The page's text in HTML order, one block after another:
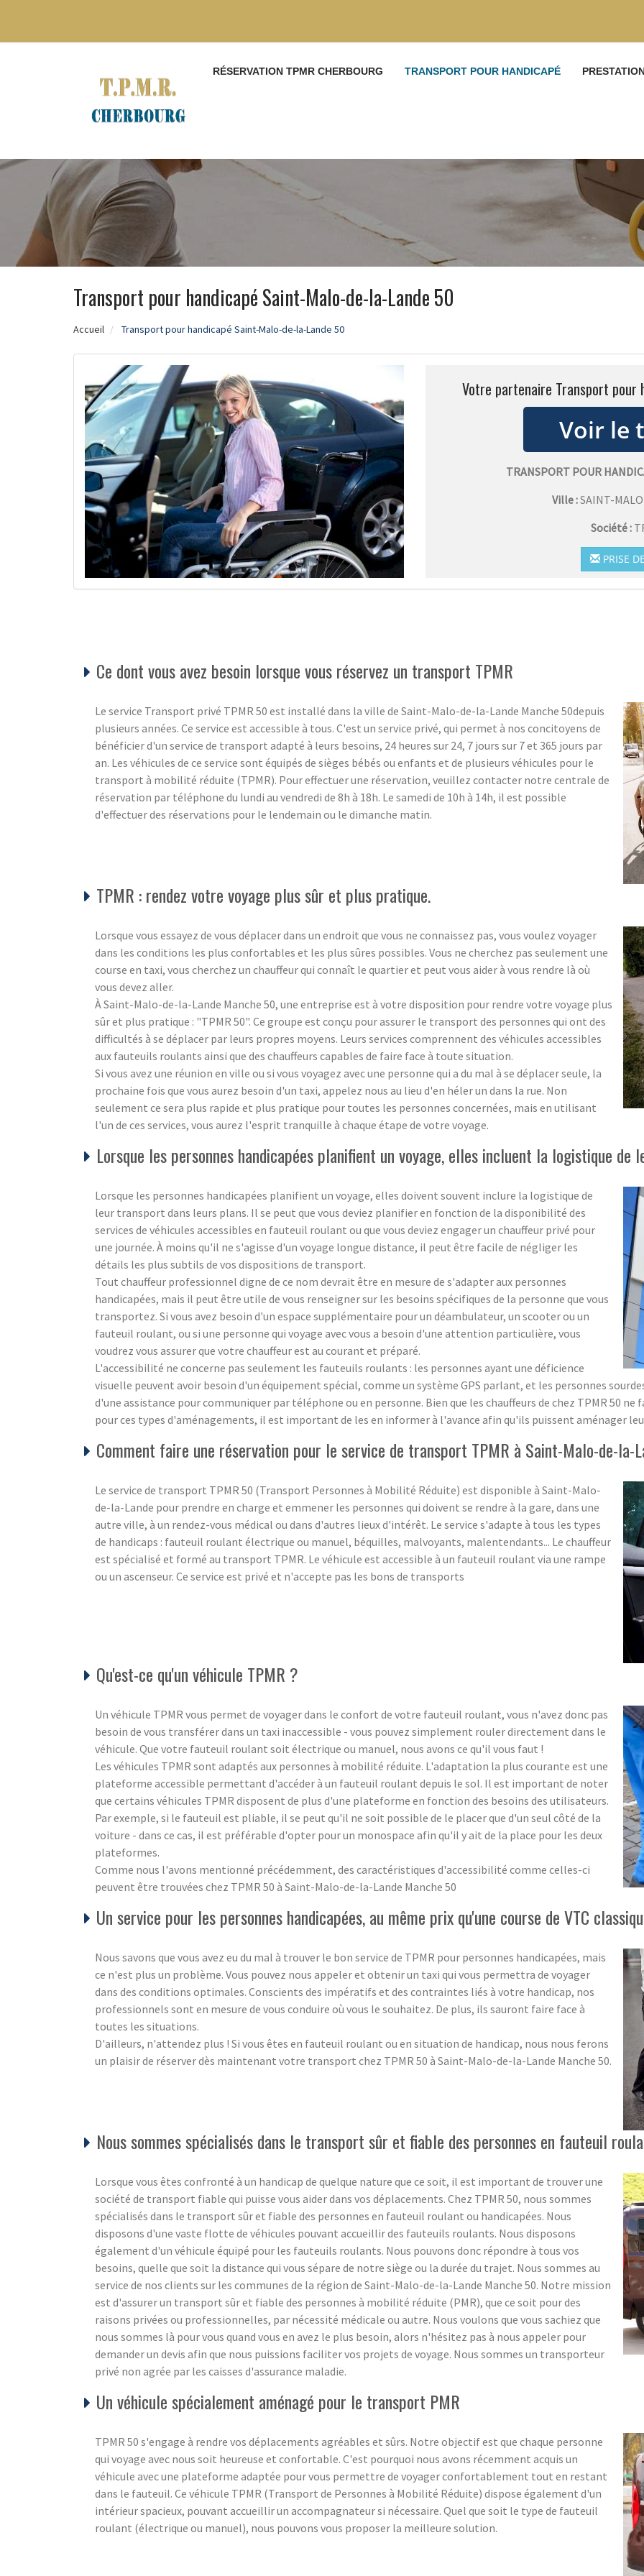
RÉSERVATION TPMR CHERBOURG TRANSPORT POUR HANDICAPÉ
Transport pour handicapé Saint-Malo-de-la-Lande 50
Accueil Transport pour handicapé Saint-Malo-de-la-Lande 50
Votre partenaire Transport pour
TRANSPORT POUR
Ville :SAINT-
Société :
PRISE
Ce dont vous avez besoin lorsque vous réservez un transport TPMR
Le service Transport privé TPMR 50 est installé dans la ville de Saint-Malo-de-la-Lande Manche 50depuis
plusieurs années. Ce service est accessible à tous. C'est un service privé, qui permet à nos concitoyens de
bénéficier d'un service de transport adapté à leurs besoins, 24 heures sur 24, 7 jours sur 7 et 365 jours par
an. Les véhicules de ce service sont équipés de sièges bébés ou enfants et de plusieurs véhicules pour le
transport à mobilité réduite (TPMR). Pour effectuer une réservation, veuillez contacter notre centrale de
réservation par téléphone du lundi au vendredi de 8h à 18h. Le samedi de 10h à 14h, il est possible
d'effectuer des réservations pour le lendemain ou le dimanche matin.
TPMR : rendez votre voyage plus sûr et plus pratique.
Lorsque vous essayez de vous déplacer dans un endroit que vous ne connaissez pas, vous voulez voyager
dans les conditions les plus confortables et les plus sûres possibles. Vous ne cherchez pas seulement une
course en taxi, vous cherchez un chauffeur qui connaît le quartier et peut vous aider à vous rendre là où
vous devez aller.
À Saint-Malo-de-la-Lande Manche 50, une entreprise est à votre disposition pour rendre votre voyage plus
sûr et plus pratique : "TPMR 50". Ce groupe est conçu pour assurer le transport des personnes qui ont des
difficultés à se déplacer par leurs propres moyens. Leurs services comprennent des véhicules accessibles
aux fauteuils roulants ainsi que des chauffeurs capables de faire face à toute situation.
Si vous avez une réunion en ville ou si vous voyagez avec une personne qui a du mal à se déplacer seule, la
prochaine fois que vous aurez besoin d'un taxi, appelez nous au lieu d'en héler un dans la rue. Non
seulement ce sera plus rapide et plus pratique pour toutes les personnes concernées, mais en utilisant
l'un de ces services, vous aurez l'esprit tranquille à chaque étape de votre voyage.
Lorsque les personnes handicapées planifient un voyage, elles incluent la logistique
Lorsque les personnes handicapées planifient un voyage, elles doivent souvent inclure la logistique de
leur transport dans leurs plans. Il se peut que vous deviez planifier en fonction de la disponibilité des
services de véhicules accessibles en fauteuil roulant ou que vous deviez engager un chauffeur privé pour
une journée. À moins qu'il ne s'agisse d'un voyage longue distance, il peut être facile de négliger les
détails les plus subtils de vos dispositions de transport.
Tout chauffeur professionnel digne de ce nom devrait être en mesure de s'adapter aux personnes
handicapées, mais il peut être utile de vous renseigner sur les besoins spécifiques de la personne que vous
transportez. Si vous avez besoin d'un espace supplémentaire pour un déambulateur, un scooter ou un
fauteuil roulant, ou si une personne qui voyage avec vous a besoin d'une attention particulière, vous
voudrez vous assurer que votre chauffeur est au courant et préparé.
L'accessibilité ne concerne pas seulement les fauteuils roulants : les personnes ayant une déficience
visuelle peuvent avoir besoin d'un équipement spécial, comme un système GPS parlant, et les personnes
d'une assistance pour communiquer par téléphone ou en personne. Bien que les chauffeurs de chez TPMR 50
pour ces types d'aménagements, il est important de les en informer à l'avance afin qu'ils puissent aménager
Comment faire une réservation pour le service de transport TPMR à Saint-Malo-de-la-
Le service de transport TPMR 50 (Transport Personnes à Mobilité Réduite) est disponible à Saint-Malo-
de-la-Lande pour prendre en charge et emmener les personnes qui doivent se rendre à la gare, dans une
autre ville, à un rendez-vous médical ou dans d'autres lieux d'intérêt. Le service s'adapte à tous les types
de handicaps : fauteuil roulant électrique ou manuel, béquilles, malvoyants, malentendants... Le chauffeur
est spécialisé et formé au transport TPMR. Le véhicule est accessible à un fauteuil roulant via une rampe
ou un ascenseur. Ce service est privé et n'accepte pas les bons de transports
Qu'est-ce qu'un véhicule TPMR ?
Un véhicule TPMR vous permet de voyager dans le confort de votre fauteuil roulant, vous n'avez donc pas
besoin de vous transférer dans un taxi inaccessible - vous pouvez simplement rouler directement dans le
véhicule. Que votre fauteuil roulant soit électrique ou manuel, nous avons ce qu'il vous faut !
Les véhicules TPMR sont adaptés aux personnes à mobilité réduite. L'adaptation la plus courante est une
plateforme accessible permettant d'accéder à un fauteuil roulant depuis le sol. Il est important de noter
que certains véhicules TPMR disposent de plus d'une plateforme en fonction des besoins des utilisateurs.
Par exemple, si le fauteuil est pliable, il se peut qu'il ne soit possible de le placer que d'un seul côté de la
voiture - dans ce cas, il est préférable d'opter pour un monospace afin qu'il y ait de la place pour les deux
plateformes.
Comme nous l'avons mentionné précédemment, des caractéristiques d'accessibilité comme celles-ci
peuvent être trouvées chez TPMR 50 à Saint-Malo-de-la-Lande Manche 50
Un service pour les personnes handicapées, au même prix qu'une course de VTC
Nous savons que vous avez eu du mal à trouver le bon service de TPMR pour personnes handicapées, mais
ce n'est plus un problème. Vous pouvez nous appeler et obtenir un taxi qui vous permettra de voyager
dans des conditions optimales. Conscients des impératifs et des contraintes liés à votre handicap, nos
professionnels sont en mesure de vous conduire où vous le souhaitez. De plus, ils sauront faire face à
toutes les situations.
D'ailleurs, n'attendez plus ! Si vous êtes en fauteuil roulant ou en situation de handicap, nous nous ferons
un plaisir de réserver dès maintenant votre transport chez TPMR 50 à Saint-Malo-de-la-Lande Manche 50.
Nous sommes spécialisés dans le transport sûr et fiable des personnes en fauteuil
Lorsque vous êtes confronté à un handicap de quelque nature que ce soit, il est important de trouver une
société de transport fiable qui puisse vous aider dans vos déplacements. Chez TPMR 50, nous sommes
spécialisés dans le transport sûr et fiable des personnes en fauteuil roulant ou handicapées. Nous
disposons d'une vaste flotte de véhicules pouvant accueillir des fauteuils roulants. Nous disposons
également d'un véhicule équipé pour les fauteuils roulants. Nous pouvons donc répondre à tous vos
besoins, quelle que soit la distance qui vous sépare de notre siège ou la durée du trajet. Nous sommes au
service de nos clients sur les communes de la région de Saint-Malo-de-la-Lande Manche 50. Notre mission
est d'assurer un transport sûr et fiable des personnes à mobilité réduite (PMR), que ce soit pour des
raisons privées ou professionnelles, par nécessité médicale ou autre. Nous voulons que vous sachiez que
nous sommes là pour vous quand vous en avez le plus besoin, alors n'hésitez pas à nous appeler pour
demander un devis afin que nous puissions faciliter vos projets de voyage. Nous sommes un transporteur
privé non agrée par les caisses d'assurance maladie.
Un véhicule spécialement aménagé pour le transport PMR
TPMR 50 s'engage à rendre vos déplacements agréables et sûrs. Notre objectif est que chaque personne
qui voyage avec nous soit heureuse et confortable. C'est pourquoi nous avons récemment acquis un
véhicule avec une plateforme adaptée pour vous permettre de voyager confortablement tout en restant
dans le fauteuil. Ce véhicule TPMR (Transport de Personnes à Mobilité Réduite) dispose également d'un
intérieur spacieux, pouvant accueillir un accompagnateur si nécessaire. Quel que soit le type de fauteuil
roulant (électrique ou manuel), nous pouvons vous proposer la meilleure solution.